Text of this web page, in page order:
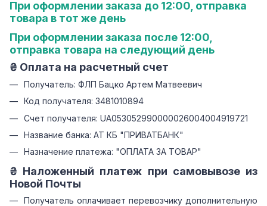
При оформлении заказа до 12:00, отправка
товара в тот же день
При оформлении заказа после 12:00,
отправка товара на следующий день
₴ Оплата на расчетный счет
Получатель: ФЛП Бацко Артем Матвеевич
Код получателя: 3481010894
Счет получателя: UA053052990000026004004919721
Название банка: АТ КБ "ПРИВАТБАНК"
Назначение платежа: "ОПЛАТА ЗА ТОВАР"
₴ Наложенный платеж при самовывозе из
Новой Почты
Получатель оплачивает перевозчику дополнительную